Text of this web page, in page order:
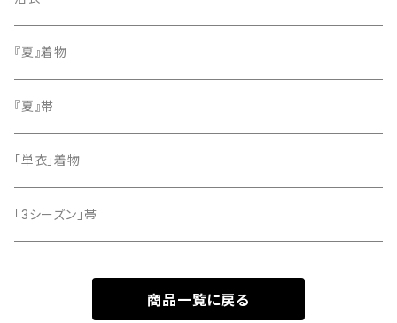
小紋
留袖
『夏』着物
『夏』帯
「単衣」着物
「3シーズン」帯
商品一覧に戻る